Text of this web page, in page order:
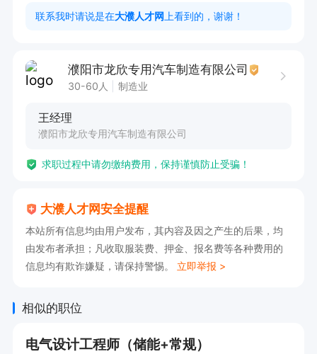
6.对市场技术趋势有敏锐的洞察力和极强的反应能
联系我时请说是在大濮人才网 上看到的，谢谢！
濮阳市龙欣专用汽车制造有限公司
30-60人 制造业
王经理
濮阳市龙欣专用汽车制造有限公司
求职过程中请勿缴纳费用，保持谨慎防止受骗！
大濮人才网安全提醒
本站所有信息均由用户发布，其内容及因之产生的后果，均
由发布者承担；凡收取服装费、押金、报名费等各种费用的
信息均有欺诈嫌疑，请保持警惕。 立即举报 >
相似的职位
电气设计工程师（储能+常规）